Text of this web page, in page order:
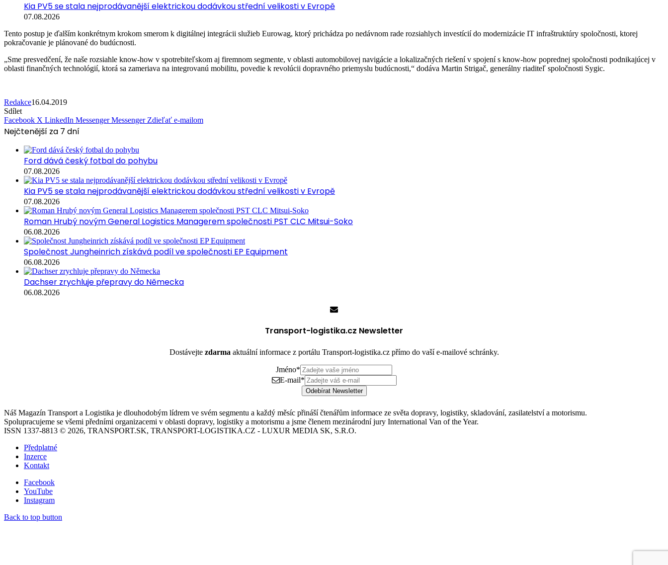
Kia PV5 se stala nejprodávanější elektrickou dodávkou střední velikosti v Evropě
07.08.2026
Tento postup je ďalším konkrétnym krokom smerom k digitálnej integrácii služieb Eurowag, ktorý prichádza po nedávnom rade rozsiahlych investícií do modernizácie IT infraštruktúry spoločnosti, ktorej
pokračovanie je plánované do budúcnosti.
„Sme presvedčení, že naše rozsiahle know-how v spotrebiteľskom aj firemnom segmente, v oblasti automobilovej navigácie a lokalizačných riešení v spojení s know-how poprednej spoločnosti podnikajúcej v
oblasti finančných technológií, ktorá sa zameriava na integrovanú mobilitu, povedie k revolúcii dopravného priemyslu budúcnosti,“ dodáva Martin Strigač, generálny riaditeľ spoločnosti Sygic.
Redakce16.04.2019
Sdílet
Facebook X LinkedIn Messenger Messenger Zdieľať e-mailom
Nejčtenější za 7 dní
Ford dává český fotbal do pohybu
07.08.2026
Kia PV5 se stala nejprodávanější elektrickou dodávkou střední velikosti v Evropě
07.08.2026
Roman Hrubý novým General Logistics Managerem společnosti PST CLC Mitsui-Soko
06.08.2026
Společnost Jungheinrich získává podíl ve společnosti EP Equipment
06.08.2026
Dachser zrychluje přepravy do Německa
06.08.2026
Transport-logistika.cz Newsletter
Dostávejte zdarma aktuální informace z portálu Transport-logistika.cz přímo do vaší e-mailové schránky.
Jméno*
E-mail*
Odebírat Newsletter
Náš Magazín Transport a Logistika je dlouhodobým lídrem ve svém segmentu a každý měsíc přináší čtenářům informace ze světa dopravy, logistiky, skladování, zasilatelství a motorismu.
Spolupracujeme se všemi předními organizacemi v oblasti dopravy, logistiky a motorismu a jsme členem mezinárodní jury International Van of the Year.
ISSN 1337-8813 © 2026, TRANSPORT.SK, TRANSPORT-LOGISTIKA.CZ - LUXUR MEDIA SK, S.R.O.
Předplatné
Inzerce
Kontakt
Facebook
YouTube
Instagram
Back to top button